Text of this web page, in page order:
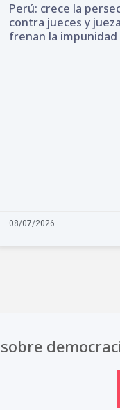
Perú: crece la
contra jueces y
frenan la impunidad
08/07/2026
sobre